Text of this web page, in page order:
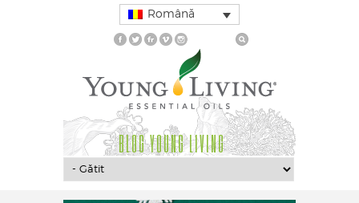
Română
BLOG YOUNG LIVING